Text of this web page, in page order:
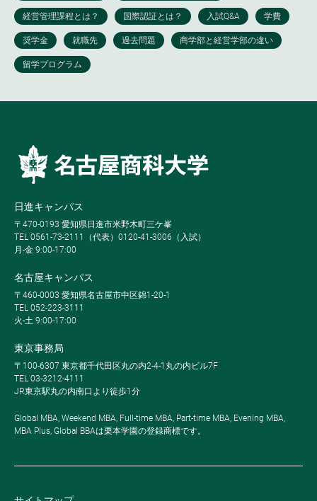
日進キャンパス
〒470-0193 愛知県日進市米野木町三ケ峯
TEL 0561-73-2111（代表）0120-41-3006（入試）
月-金 9:00-17:00
名古屋キャンパス
〒460-0003 愛知県名古屋市中区錦1-20-1
TEL 052-223-3111
火-土 9:00-17:00
東京事務局
〒100-6307 東京都千代田区丸の内2-4-1丸の内ビル7F
TEL 03-3212-4111
JR東京駅丸の内南口より徒歩1分
Global MBA, Weekend MBA, Full-time MBA, Part-time MBA, Evening MBA,
MBA Plus, Global BBAは栗本学園の登録商標です。